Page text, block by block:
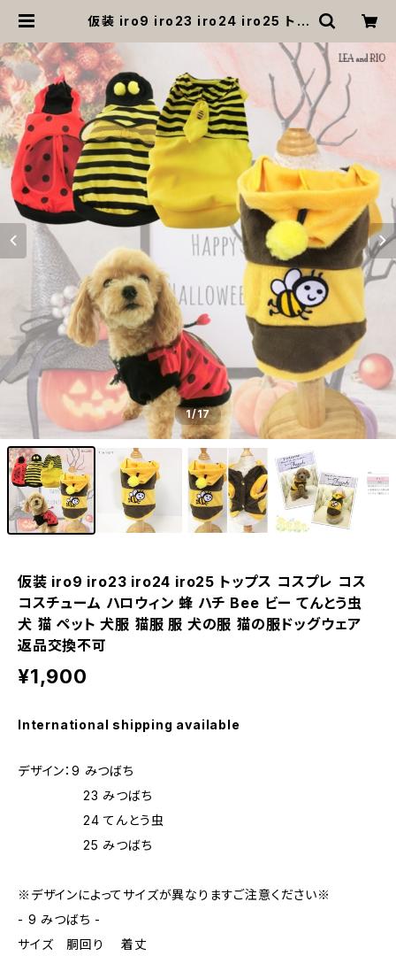
仮装 iro9 iro23 iro24 iro25 トッ
ウィン 蜂 ハチ Bee ビー てんとう虫
犬 猫 ペット 犬服 猫服 服 犬の服 猫
の服ドッグウェア 返品交換不可 | MO
ANA
1/17
仮装 iro9 iro23 iro24 iro25 トップス コスプレ コス
コスチューム ハロウィン 蜂 ハチ Bee ビー てんとう虫
犬 猫 ペット 犬服 猫服 服 犬の服 猫の服ドッグウェア
返品交換不可
¥1,900
International shipping available
デザイン：9 みつばち
23 みつばち
24 てんとう虫
25 みつばち
※デザインによってサイズが異なりますご注意ください※
- 9 みつばち -
サイズ 胴回り 着丈